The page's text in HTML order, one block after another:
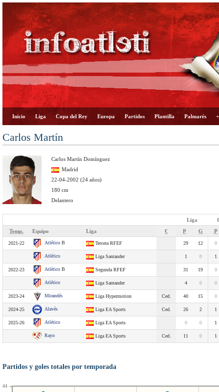
Inicio Liga Copa del Rey Europa Partidos Plantilla Palmarés
Carlos Martín
Carlos Martín Domínguez
Madrid
22-04-2002 (24 años)
180 cm
Delantero
Liga
Temp.
Equipo Liga € P G P
2021-22 Atlético B Tercera RFEF 29 12 0
Atlético Liga Santander 1 0 1
2022-23 Atlético B Segunda RFEF 31 19 0
Atlético Liga Santander 4 0 0
2023-24 Mirandés Liga Hypermotion Ced. 40 15 0
2024-25 Alavés Liga EA Sports Ced. 26 2 1
2025-26 Atlético Liga EA Sports 0 0 1
Rayo Liga EA Sports Ced. 11 0 1
Partidos y goles totales por temporada
44